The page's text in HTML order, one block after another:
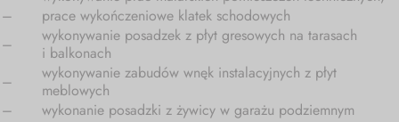
–
prace wykończeniowe klatek schodowych
–
wykonywanie posadzek z płyt gresowych na tarasach
i balkonach
–
wykonywanie zabudów wnęk instalacyjnych z płyt
meblowych
–
wykonanie posadzki z żywicy w garażu podziemnym